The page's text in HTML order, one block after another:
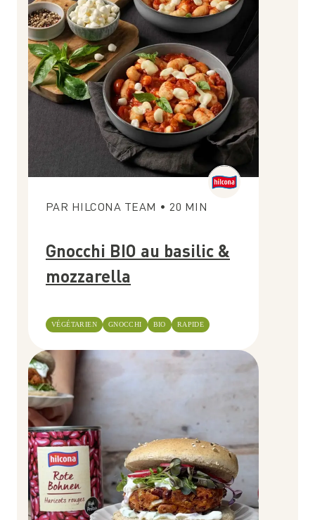
PAR HILCONA TEAM •20 MIN
Gnocchi BIO au basilic &
mozzarella
VÉGÉTARIEN GNOCCHI BIO RAPIDE